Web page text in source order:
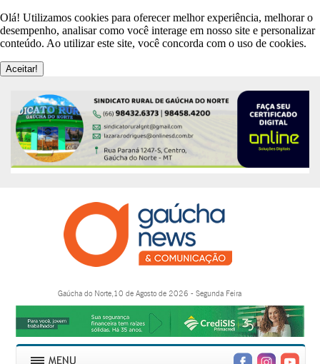
Olá! Utilizamos cookies para oferecer melhor experiência, melhorar o
desempenho, analisar como você interage em nosso site e personalizar
conteúdo. Ao utilizar este site, você concorda com o uso de cookies.
Aceitar!
Gaúcha do Norte,10 de Agosto de 2026 - Segunda Feira